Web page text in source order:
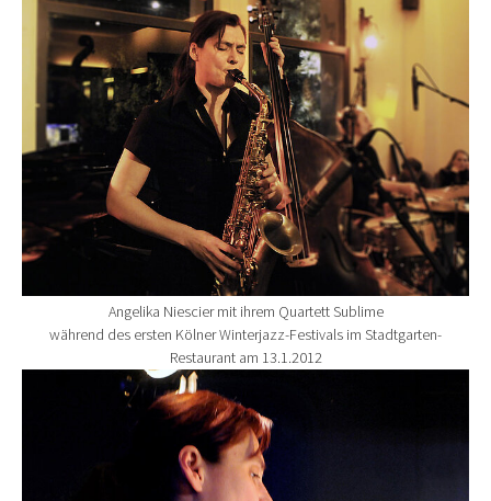
Show larger version for:
Angelika Niescier mit ihrem Quartett Sublime
während des ersten Kölner Winterjazz-Festivals im Stadtgarten-
Restaurant am 13.1.2012
Show larger version for: